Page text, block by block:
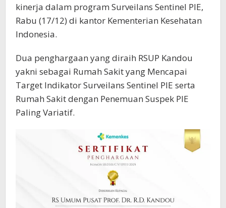
kinerja dalam program Surveilans Sentinel PIE,
Rabu (17/12) di kantor Kementerian Kesehatan
Indonesia.
Dua penghargaan yang diraih RSUP Kandou
yakni sebagai Rumah Sakit yang Mencapai
Target Indikator Surveilans Sentinel PIE serta
Rumah Sakit dengan Penemuan Suspek PIE
Paling Variatif.